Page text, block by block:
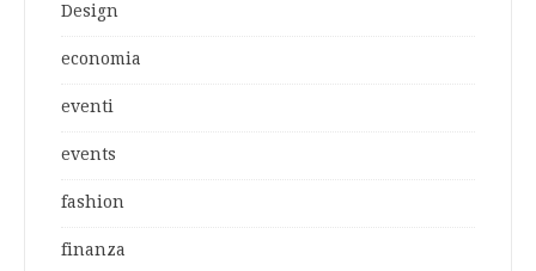
Design
economia
eventi
events
fashion
finanza